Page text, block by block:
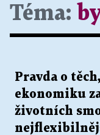
Téma:
Pravda o
ekonomiku
životních